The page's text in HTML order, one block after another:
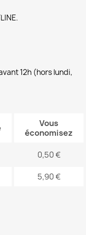
12h (hors lundi,
Vous
économisez
0,50 €
5,90 €